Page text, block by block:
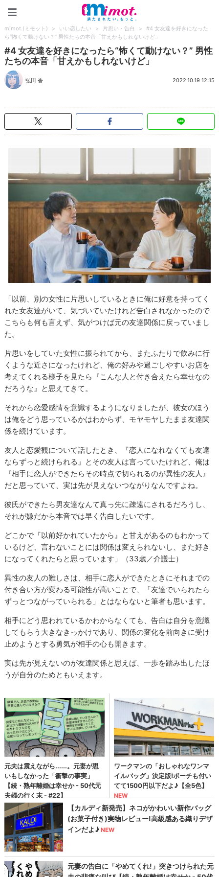
mimot.(ミモット) > いい恋したい > 片思い・告白 >
#4 女友達を好きになった
ら“怖くて動けない？” 男性たちの本音「甘えかもしれないけど」
#4 女友達を好きになったら“怖くて動けない？” 男性
たちの本音「甘えかもしれないけど」
弘田 香 2022.10.19 12:15
「以前、別の女性に片思いしているときに俺に好意を持ってく
れた女友達がいて、気づいていたけれど告白されなかったので
こちらも何も言えず、気がつけば元の友達関係に戻っていまし
た。
片思いをしていた女性に振られてから、またふたりで飲みに行
くような近さになったけれど、俺の好みや過ごしやすいお店を
考えてくれる様子を見たら『こんな人と付き合えたら幸せなの
だろうな』と思えてきて。
それから恋愛感情を意識するようになりましたが、彼女のほう
は俺をどう思っているかはわからず、モヤモヤしたまま友達関
係を続けています。
友人と恋愛観について話したとき、『恋人になれなくても友達
ならずっと続けられる』とその友人は言っていたけれど、俺は
『相手に恋人ができたらその時点で切られるのが異性の友人』
だと思っていて、実は先が見えないつながりなんですよね。
彼氏ができたら男友達なんて真っ先に疎遠にされるだろうし、
それが嫌だから本音では早く告白したいです。
どこかで『以前好かれていたから』と甘えがあるのもわかって
いるけど、言わないことには関係は変えられないし、また好き
になってくれたらと思っています」（33歳／介護士）
異性の友人の難しさは、相手に恋人ができたときにそれまでの
付き合い方が変わる可能性が高いことで、「友達でいられたら
ずっとつながっていられる」とはならないと筆者も思います。
相手にどう思われているかわからなくても、告白は自分を意識
してもらう大きなきっかけであり、関係の変化を前向きに受け
止めようとする勇気が相手の心も開きます。
実は先が見えないのが友達関係と思えば、一歩を踏み出したほ
うが自分のためともいえます。